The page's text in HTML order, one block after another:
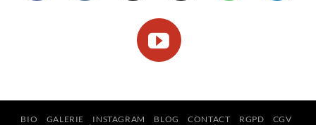
BIO GALERIE INSTAGRAM BLOG CONTACT RGPD
CGV